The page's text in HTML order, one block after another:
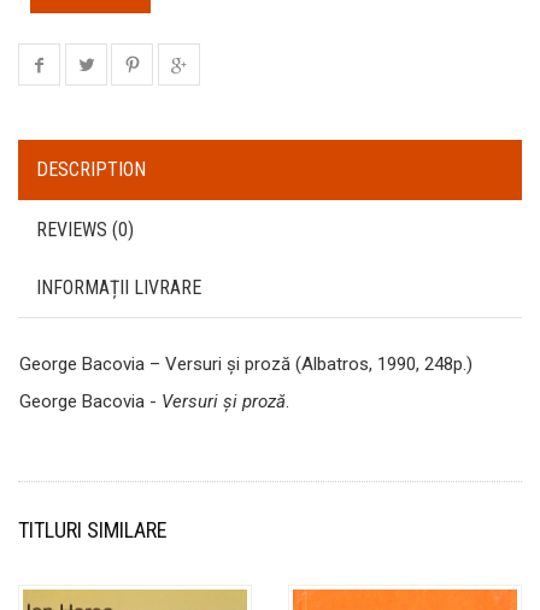
DESCRIPTION
REVIEWS (0)
INFORMAȚII LIVRARE
George Bacovia – Versuri şi proză (Albatros, 1990, 248p.)
George Bacovia - Versuri şi proză.
TITLURI SIMILARE